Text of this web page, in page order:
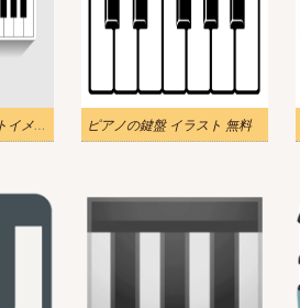
ピアノの鍵盤 イラストイメージ ピアノの鍵盤 イラスト 無料